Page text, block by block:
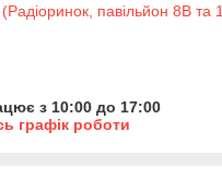
павільйон 8В та
з 10:00 до 17:00
графік роботи